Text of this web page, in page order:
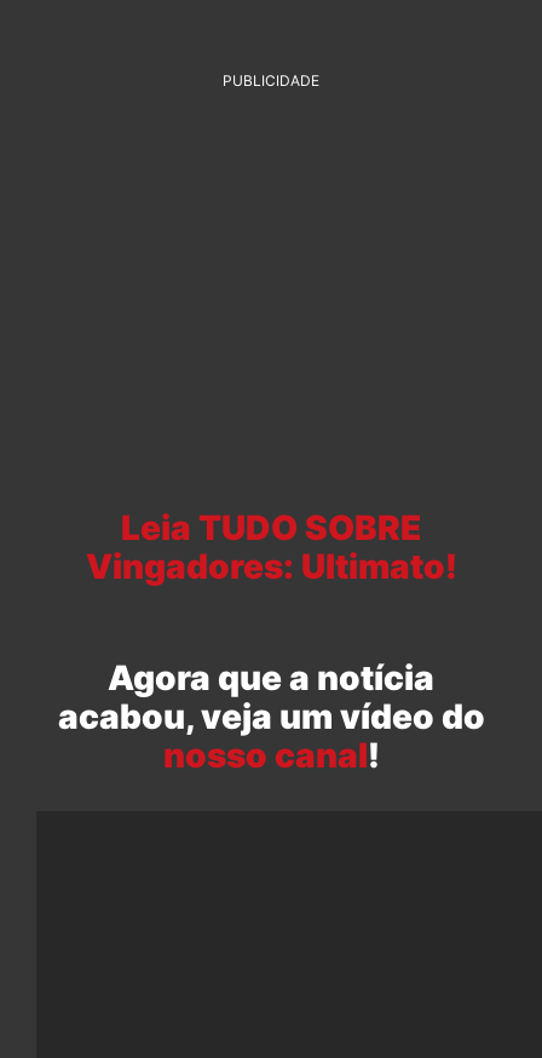
PUBLICIDADE
Leia TUDO SOBRE
Vingadores: Ultimato!
Agora que a notícia
acabou, veja um vídeo do
nosso canal!